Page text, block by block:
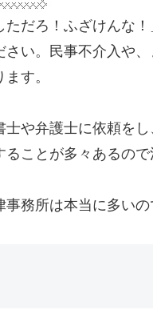
だろ！ふざけんな
い。民事不介入や
す。
や弁護士に依頼を
ことが多々あるので
務所は本当に多いの